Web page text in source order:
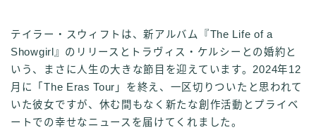
テイラー・スウィフトは、新アルバム『The Life of a
Showgirl』のリリースとトラヴィス・ケルシーとの婚約と
いう、まさに人生の大きな節目を迎えています。2024年12
月に「The Eras Tour」を終え、一区切りついたと思われて
いた彼女ですが、休む間もなく新たな創作活動とプライベ
ートでの幸せなニュースを届けてくれました。